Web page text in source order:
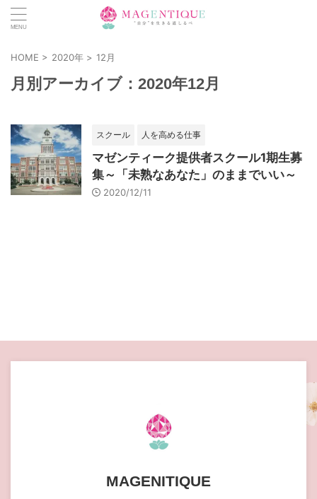
HOME > 2020年 > 12月
月別アーカイブ：2020年12月
スクール 人を高める仕事
マゼンティーク提供者スクール1期生募
集～「未熟なあなた」のままでいい～
2020/12/11
MAGENITIQUE